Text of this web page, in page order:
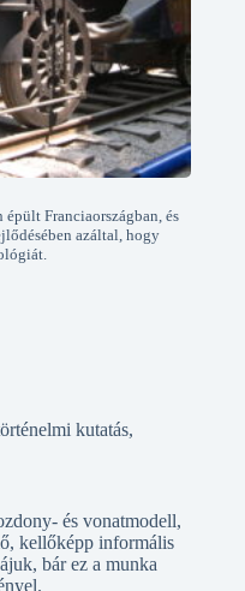
Franciaországban, és
azáltal, hogy
kutatás,
és vonatmodell,
kellőképp informális
bár ez a munka